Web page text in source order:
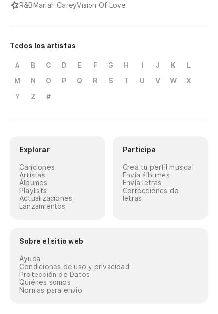
R&BMariah CareyVision Of Love
Todos los artistas
A B C D E F G H I J K
L
M
N O P Q R S T U V W
X
Y
Z #
Explorar
Canciones
Artistas
Álbumes
Playlists
Actualizaciones
Lanzamientos
Participa
Crea tu perfil musical
Envía álbumes
Envía letras
Correcciones de
letras
Sobre el sitio web
Ayuda
Condiciones de uso y privacidad
Protección de Datos
Quiénes somos
Normas para envío